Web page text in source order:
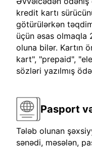
kredit kartı
götürülərkən
üçün əsas olmaqla
oluna bilər. Kartın
kart", "prepaid",
sözləri yazılmış
Pasport
Tələb olunan
sənədi, məsələn,